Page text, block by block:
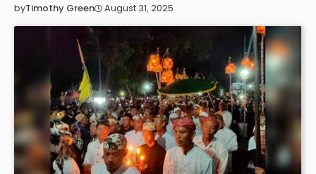
byTimothy Green August 31, 2025